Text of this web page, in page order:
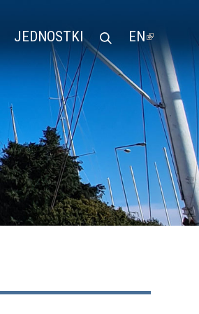
JEDNOSTKI EN(LINK
IS